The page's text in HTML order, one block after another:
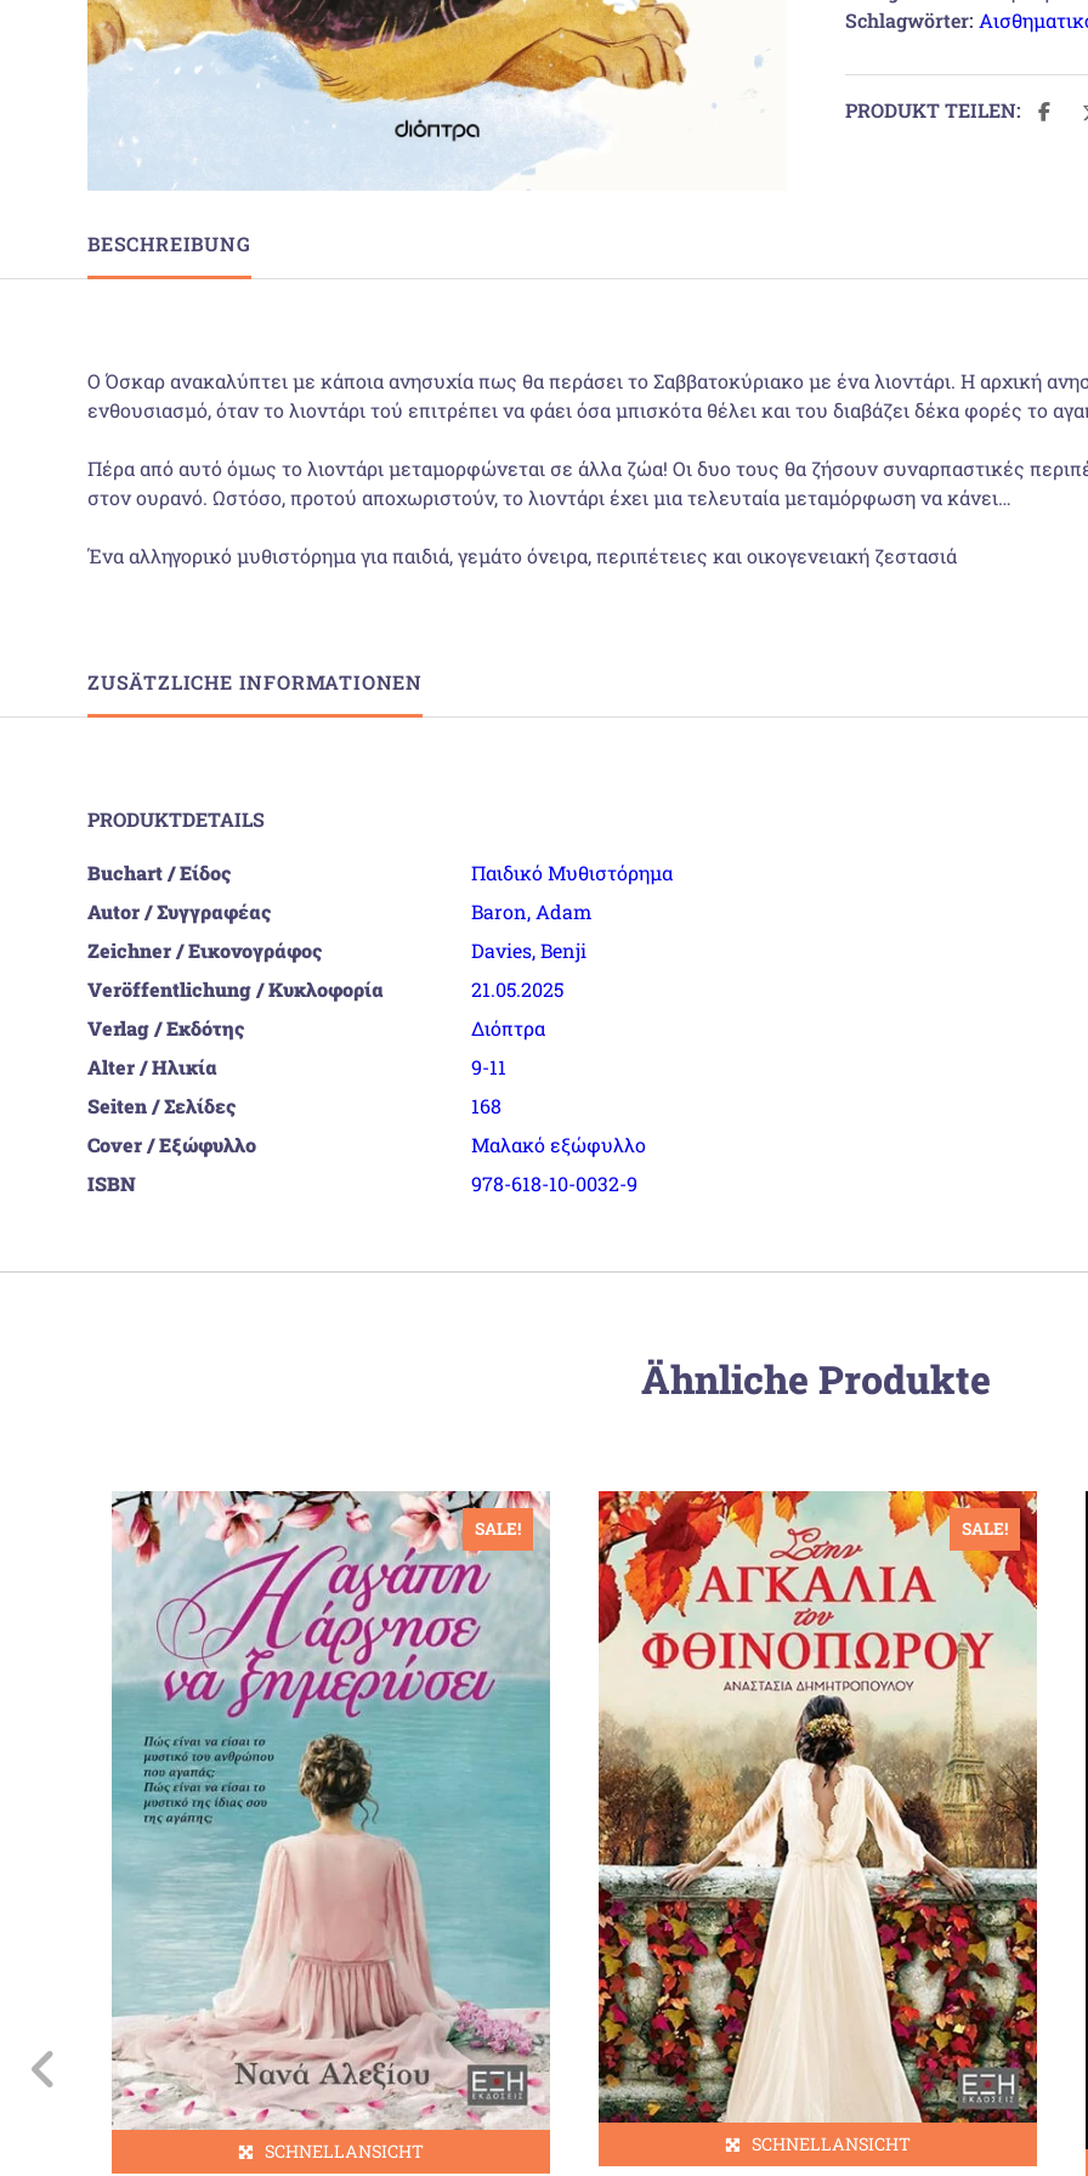
Schlagwörter:
PRODUKT TEILEN:
BESCHREIBUNG
Ο Όσκαρ ανακαλύπτει με κάποια ανησυχία πως θα περάσει το Σαββατοκύριακο με ένα λιοντάρι. Η αρχική
ενθουσιασμό, όταν το λιοντάρι τού επιτρέπει να φάει όσα μπισκότα θέλει και του διαβάζει δέκα φορές το
Πέρα από αυτό όμως το λιοντάρι μεταμορφώνεται σε άλλα ζώα! Οι δυο τους θα ζήσουν συναρπαστικές
στον ουρανό. Ωστόσο, προτού απο­χωριστούν, το λιοντάρι έχει μια τελευταία μετα­μόρφωση να κάνει…
Ένα αλληγορικό μυθιστόρημα για παιδιά, γεμάτο όνειρα, περιπέτειες και οικογενειακή ζεστασιά
ZUSÄTZLICHE INFORMATIONEN
PRODUKTDETAILS
Buchart / Είδος
Παιδικό Μυθιστόρημα
Autor / Συγγραφέας
Baron, Adam
Zeichner / Εικονογράφος
Davies, Benji
Veröffentlichung / Κυκλοφορία
21.05.2025
Verlag / Εκδότης
Διόπτρα
Alter / Ηλικία
9-11
Seiten / Σελίδες
168
Cover / Εξώφυλλο
Μαλακό εξώφυλλο
ISBN
978-618-10-0032-9
Ähnliche Produkte
SALE!
SCHNELLANSICHT
SALE!
SCHNELLANSICHT